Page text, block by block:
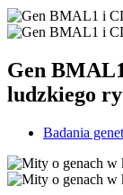
Gen
ludzkiego
Badania